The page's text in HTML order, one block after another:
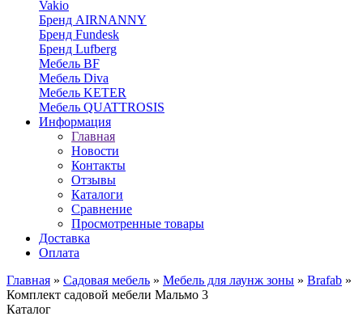
Vakio
Бренд AIRNANNY
Бренд Fundesk
Бренд Lufberg
Мебель BF
Мебель Diva
Мебель KETER
Мебель QUATTROSIS
Информация
Главная
Новости
Контакты
Отзывы
Каталоги
Сравнение
Просмотренные товары
Доставка
Оплата
Главная » Садовая мебель » Мебель для лаунж зоны » Brafab »
Комплект садовой мебели Мальмо 3
Каталог